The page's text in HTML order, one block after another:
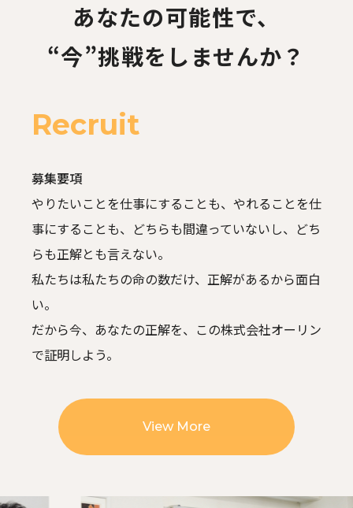
あなたの可能性で、
“今”挑戦をしませんか？
Recruit
募集要項
やりたいことを仕事にすることも、やれることを仕
事にすることも、 どちらも間違っていないし、どち
らも正解とも言えない。
私たちは私たちの命の数だけ、正解があるから面白
い。
だから今、あなたの正解を、この株式会社オーリン
で証明しよう。
View More